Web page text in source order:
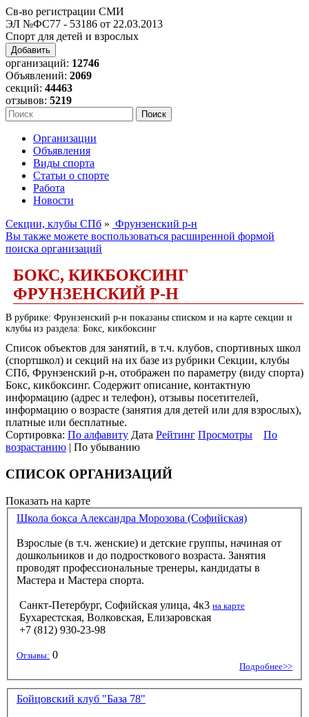
Св-во регистрации СМИ
ЭЛ №ФС77 - 53186 от 22.03.2013
Спорт для детей и взрослых
Добавить
организаций: 12746
Объявлений: 2069
секций: 44463
отзывов: 5219
Организации
Объявления
Виды спорта
Статьи о спорте
Работа
Новости
Секции, клубы СПб » Фрунзенский р-н
Вы также можете воспользоваться расширенной формой
поиска организаций
БОКС, КИКБОКСИНГ
ФРУНЗЕНСКИЙ Р-Н
В рубрике: Фрунзенский р-н показаны списком и на карте секции и
клубы из раздела: Бокс, кикбоксинг
Список объектов для занятий, в т.ч. клубов, спортивных школ
(спортшкол) и секций на их базе из рубрики Секции, клубы
СПб, Фрунзенский р-н, отображен по параметру (виду спорта)
Бокс, кикбоксинг. Содержит описание, контактную
информацию (адрес и телефон), отзывы посетителей,
информацию о возрасте (занятия для детей или для взрослых),
платные или бесплатные.
Сортировка: По алфавиту Дата Рейтинг Просмотры
По
возрастанию | По убыванию
СПИСОК ОРГАНИЗАЦИЙ
Показать на карте
Школа бокса Александра Морозова (Софийская)
Взрослые (в т.ч. женские) и детские группы, начиная от
дошкольников и до подросткового возраста. Занятия
проводят профессиональные тренеры, кандидаты в
Мастера и Мастера спорта.
Санкт-Петербург, Софийская улица, 4к3 на карте
Бухарестская, Волковская, Елизаровская
+7 (812) 930-23-98
Отзывы: 0
Подробнее>>
Бойцовский клуб "База 78"